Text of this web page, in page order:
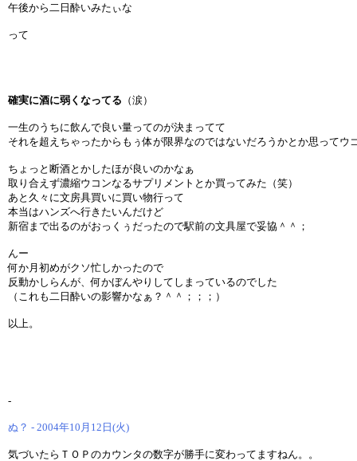
午後から二日酔いみたぃな
って
確実に酒に弱くなってる （涙）
一生のうちに飲んで良い量ってのが決まってて
それを超えちゃったからもぅ体が限界なのではないだろうかとか思ってウ
ちょっと断酒とかしたほが良いのかなぁ
取り合えず濃縮ウコンなるサプリメントとか買ってみた（笑）
あと久々に文房具買いに買い物行って
本当はハンズへ行きたいんだけど
新宿まで出るのがおっくぅだったので駅前の文具屋で妥協＾＾；
んー
何か月初めがクソ忙しかったので
反動かしらんが、何かぼんやりしてしまっているのでした
（これも二日酔いの影響かなぁ？＾＾；；；）
以上。
-
ぬ？ - 2004年10月12日(火)
気づいたらＴＯＰのカウンタの数字が勝手に変わってますねん。。